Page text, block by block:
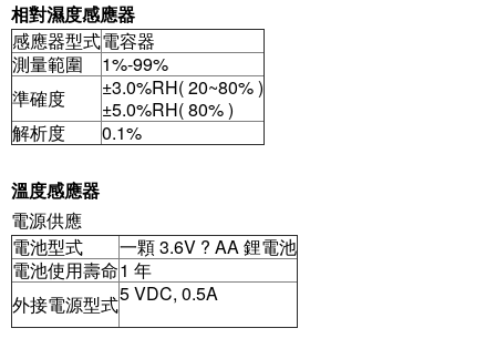
相對濕度感應器
感應器型式電容器
測量範圍
1%-99%
準確度
±3.0%RH( 20~80% )
±5.0%RH( 80% )
解析度
0.1%
溫度感應器
電源供應
電池型式
一顆 3.6V ? AA 鋰電池
電池使用壽命1 年
外接電源型式5 VDC, 0.5A